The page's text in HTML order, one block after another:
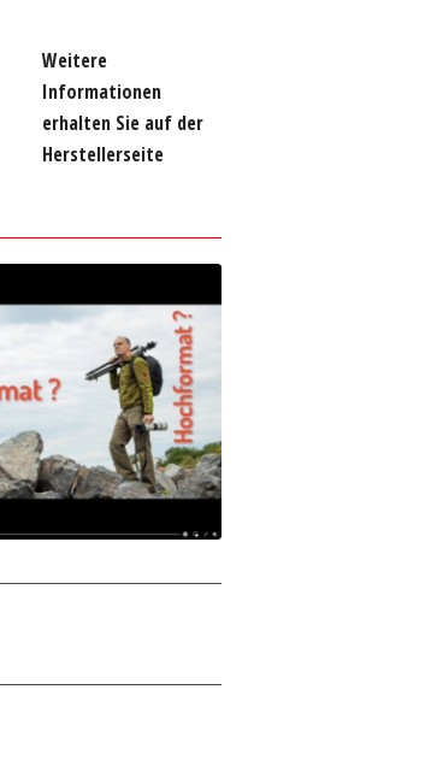
Weitere
Informationen
erhalten Sie auf der
Herstellerseite